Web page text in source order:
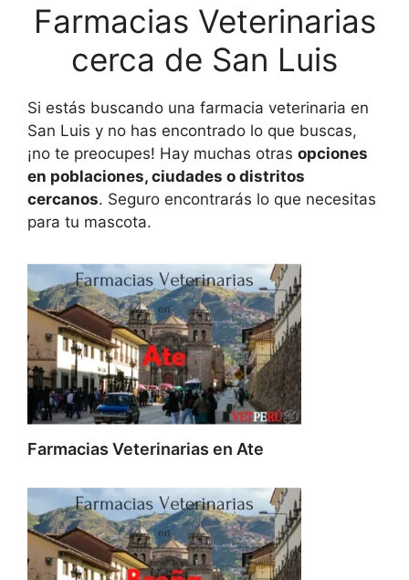
Farmacias Veterinarias
cerca de San Luis
Si estás buscando una farmacia veterinaria en
San Luis y no has encontrado lo que buscas,
¡no te preocupes! Hay muchas otras opciones
en poblaciones, ciudades o distritos
cercanos. Seguro encontrarás lo que necesitas
para tu mascota.
Farmacias Veterinarias en Ate